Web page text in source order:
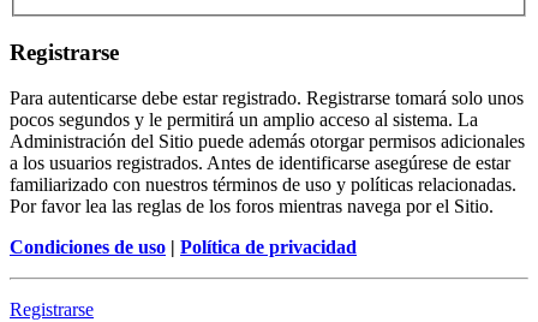
Registrarse
Para autenticarse debe estar registrado. Registrarse tomará solo unos
pocos segundos y le permitirá un amplio acceso al sistema. La
Administración del Sitio puede además otorgar permisos adicionales
a los usuarios registrados. Antes de identificarse asegúrese de estar
familiarizado con nuestros términos de uso y políticas relacionadas.
Por favor lea las reglas de los foros mientras navega por el Sitio.
Condiciones de uso | Política de privacidad
Registrarse